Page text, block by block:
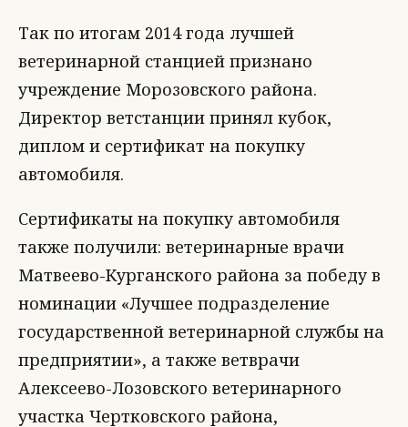
Так по итогам 2014 года лучшей
ветеринарной станцией признано
учреждение Морозовского района.
Директор ветстанции принял кубок,
диплом и сертификат на покупку
автомобиля.
Сертификаты на покупку автомобиля
также получили: ветеринарные врачи
Матвеево-Курганского района за победу в
номинации «Лучшее подразделение
государственной ветеринарной службы на
предприятии», а также ветврачи
Алексеево-Лозовского ветеринарного
участка Чертковского района,